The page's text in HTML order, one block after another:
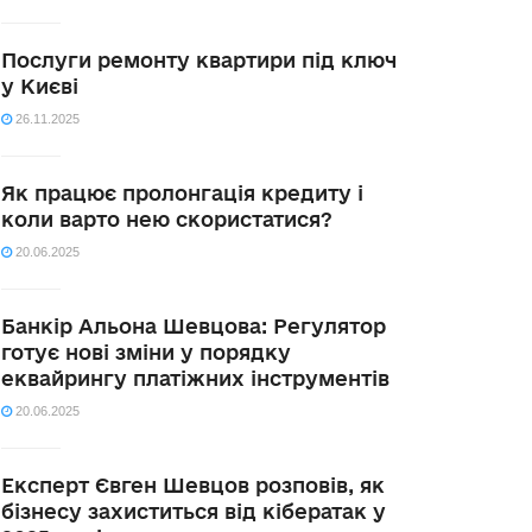
Послуги ремонту квартири під ключ
у Києві
26.11.2025
Як працює пролонгація кредиту і
коли варто нею скористатися?
20.06.2025
Банкір Альона Шевцова: Регулятор
готує нові зміни у порядку
еквайрингу платіжних інструментів
20.06.2025
Експерт Євген Шевцов розповів, як
бізнесу захиститься від кібератак у